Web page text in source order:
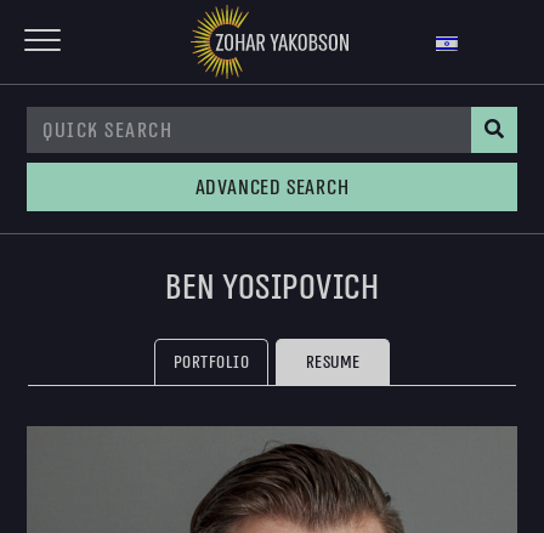
Advanced Search
Ben Yosipovich
Portfolio Resume